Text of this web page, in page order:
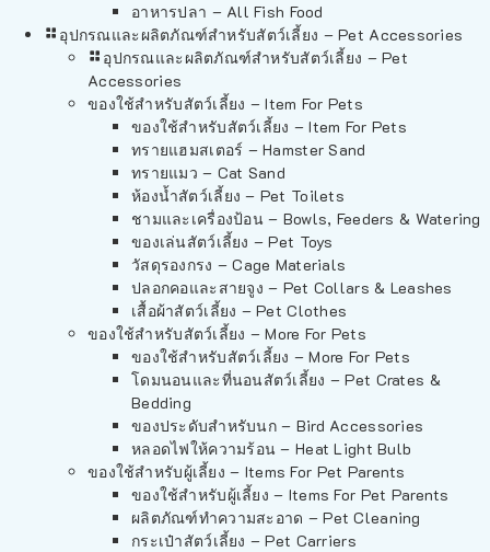
อาหารปลา – All Fish Food
อุปกรณและผลิตภัณฑ์สำหรับสัตว์เลี้ยง – Pet Accessories
อุปกรณและผลิตภัณฑ์สำหรับสัตว์เลี้ยง – Pet
Accessories
ของใช้สำหรับสัตว์เลี้ยง – Item For Pets
ของใช้สำหรับสัตว์เลี้ยง – Item For Pets
ทรายแฮมสเตอร์ – Hamster Sand
ทรายแมว – Cat Sand
ห้องน้ำสัตว์เลี้ยง – Pet Toilets
ชามและเครื่องป้อน – Bowls, Feeders & Watering
ของเล่นสัตว์เลี้ยง – Pet Toys
วัสดุรองกรง – Cage Materials
ปลอกคอและสายจูง – Pet Collars & Leashes
เสื้อผ้าสัตว์เลี้ยง – Pet Clothes
ของใช้สำหรับสัตว์เลี้ยง – More For Pets
ของใช้สำหรับสัตว์เลี้ยง – More For Pets
โดมนอนและที่นอนสัตว์เลี้ยง – Pet Crates &
Bedding
ของประดับสำหรับนก – Bird Accessories
หลอดไฟให้ความร้อน – Heat Light Bulb
ของใช้สำหรับผู้เลี้ยง – Items For Pet Parents
ของใช้สำหรับผู้เลี้ยง – Items For Pet Parents
ผลิตภัณฑ์ทำความสะอาด – Pet Cleaning
กระเป๋าสัตว์เลี้ยง – Pet Carriers